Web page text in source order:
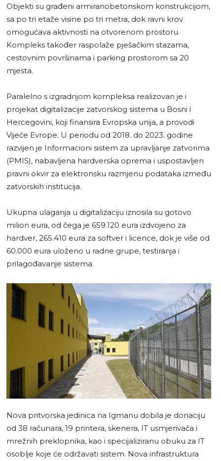
Objekti su građeni armiranobetonskom konstrukcijom,
sa po tri etaže visine po tri metra, dok ravni krov
omogućava aktivnosti na otvorenom prostoru.
Kompleks također raspolaže pješačkim stazama,
cestovnim površinama i parking prostorom sa 20
mjesta.
Paralelno s izgradnjom kompleksa realizovan je i
projekat digitalizacije zatvorskog sistema u Bosni i
Hercegovini, koji finansira Evropska unija, a provodi
Vijeće Evrope. U periodu od 2018. do 2023. godine
razvijen je Informacioni sistem za upravljanje zatvorima
(PMIS), nabavljena hardverska oprema i uspostavljen
pravni okvir za elektronsku razmjenu podataka između
zatvorskih institucija.
Ukupna ulaganja u digitalizaciju iznosila su gotovo
milion eura, od čega je 659.120 eura izdvojeno za
hardver, 265.410 eura za softver i licence, dok je više od
60.000 eura uloženo u radne grupe, testiranja i
prilagođavanje sistema.
Nova pritvorska jedinica na Igmanu dobila je donaciju
od 38 računara, 19 printera, skenera, IT usmjerivača i
mrežnih preklopnika, kao i specijaliziranu obuku za IT
osoblje koje će održavati sistem. Nova infrastruktura